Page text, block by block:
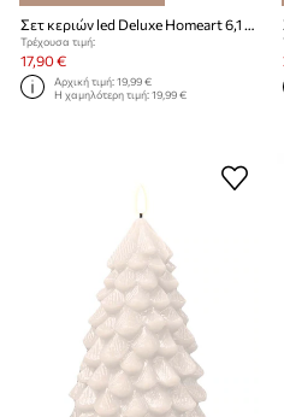
Τρέχουσα τιμή:
17,90 €
Αρχική τιμή:19,99 €
Η χαμηλότερη τιμή:19,99 €